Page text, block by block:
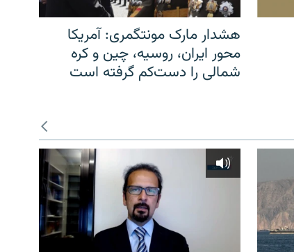
هشدار مارک مونتگمری: آمریکا
محور ایران، روسیه، چین و کره
شمالی را دست‌کم گرفته است